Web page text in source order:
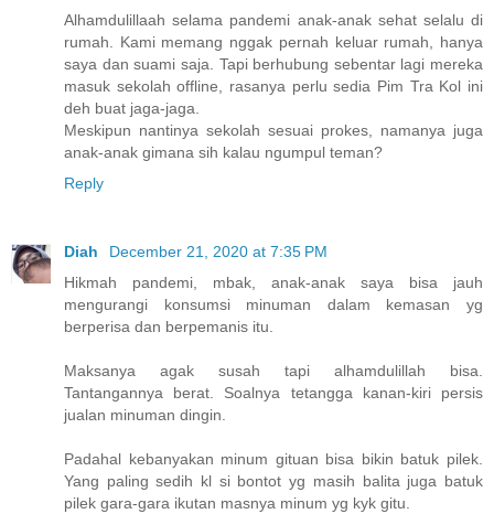
Alhamdulillaah selama pandemi anak-anak sehat selalu di
rumah. Kami memang nggak pernah keluar rumah, hanya
saya dan suami saja. Tapi berhubung sebentar lagi mereka
masuk sekolah offline, rasanya perlu sedia Pim Tra Kol ini
deh buat jaga-jaga.
Meskipun nantinya sekolah sesuai prokes, namanya juga
anak-anak gimana sih kalau ngumpul teman?
Reply
Diah
December 21, 2020 at 7:35 PM
Hikmah pandemi, mbak, anak-anak saya bisa jauh
mengurangi konsumsi minuman dalam kemasan yg
berperisa dan berpemanis itu.
Maksanya agak susah tapi alhamdulillah bisa.
Tantangannya berat. Soalnya tetangga kanan-kiri persis
jualan minuman dingin.
Padahal kebanyakan minum gituan bisa bikin batuk pilek.
Yang paling sedih kl si bontot yg masih balita juga batuk
pilek gara-gara ikutan masnya minum yg kyk gitu.